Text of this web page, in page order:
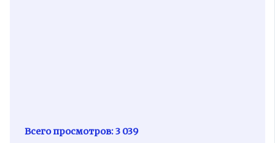
Всего просмотров:3 039